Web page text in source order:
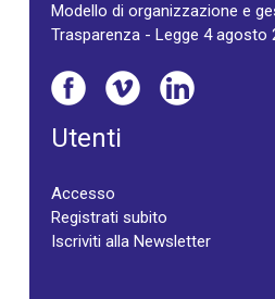
Modello di organizzazione e
Trasparenza - Legge 4 agosto
Utenti
Accesso
Registrati subito
Iscriviti alla Newsletter